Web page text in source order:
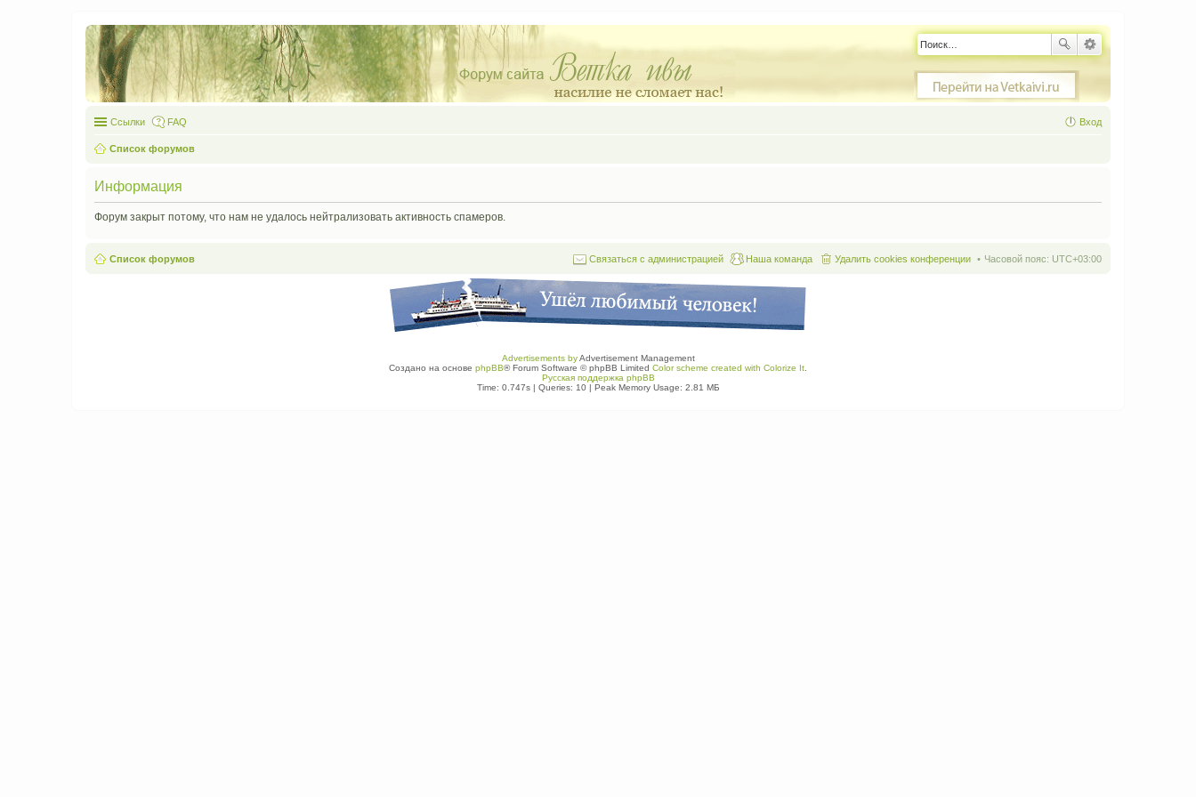
Ссылки FAQ Вход
Список форумов
Информация
Форум закрыт потому, что нам не удалось нейтрализовать активность спамеров.
Список форумов Часовой пояс: UTC+03:00
Удалить cookies конференции
Наша команда
Связаться с администрацией
Advertisements byAdvertisement Management
Создано на основе phpBB® Forum Software © phpBB Limited Color scheme created with Colorize It
Русская поддержка phpBB
Time: 0.747s| Queries: 10| Peak Memory Usage: 2.81 МБ